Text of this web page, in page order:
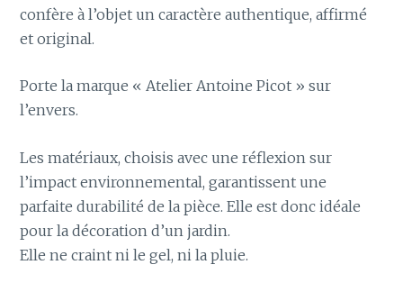
confère à l’objet un caractère authentique, affirmé
et original.
Porte la marque « Atelier Antoine Picot » sur
l’envers.
Les matériaux, choisis avec une réflexion sur
l’impact environnemental, garantissent une
parfaite durabilité de la pièce. Elle est donc idéale
pour la décoration d’un jardin.
Elle ne craint ni le gel, ni la pluie.